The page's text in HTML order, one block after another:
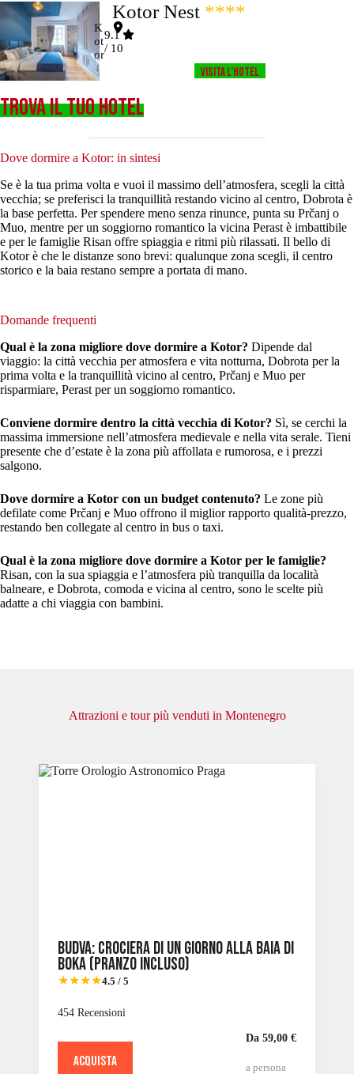
Kotor Nest ****
K
ot
or
9.1
/ 10
Visita l’HOTEL
TROVA IL TUO HOTEL
Dove dormire a Kotor: in sintesi
Se è la tua prima volta e vuoi il massimo dell’atmosfera, scegli la città
vecchia; se preferisci la tranquillità restando vicino al centro, Dobrota è
la base perfetta. Per spendere meno senza rinunce, punta su Prčanj o
Muo, mentre per un soggiorno romantico la vicina Perast è imbattibile
e per le famiglie Risan offre spiaggia e ritmi più rilassati. Il bello di
Kotor è che le distanze sono brevi: qualunque zona scegli, il centro
storico e la baia restano sempre a portata di mano.
Domande frequenti
Qual è la zona migliore dove dormire a Kotor? Dipende dal
viaggio: la città vecchia per atmosfera e vita notturna, Dobrota per la
prima volta e la tranquillità vicino al centro, Prčanj e Muo per
risparmiare, Perast per un soggiorno romantico.
Conviene dormire dentro la città vecchia di Kotor? Sì, se cerchi la
massima immersione nell’atmosfera medievale e nella vita serale. Tieni
presente che d’estate è la zona più affollata e rumorosa, e i prezzi
salgono.
Dove dormire a Kotor con un budget contenuto? Le zone più
defilate come Prčanj e Muo offrono il miglior rapporto qualità-prezzo,
restando ben collegate al centro in bus o taxi.
Qual è la zona migliore dove dormire a Kotor per le famiglie?
Risan, con la sua spiaggia e l’atmosfera più tranquilla da località
balneare, e Dobrota, comoda e vicina al centro, sono le scelte più
adatte a chi viaggia con bambini.
Attrazioni e tour più venduti in Montenegro
Budva: crociera di un giorno alla baia di
Boka (pranzo incluso)
★★★★4.5 / 5
454 Recensioni
ACQUISTA
Da 59,00 €
a persona